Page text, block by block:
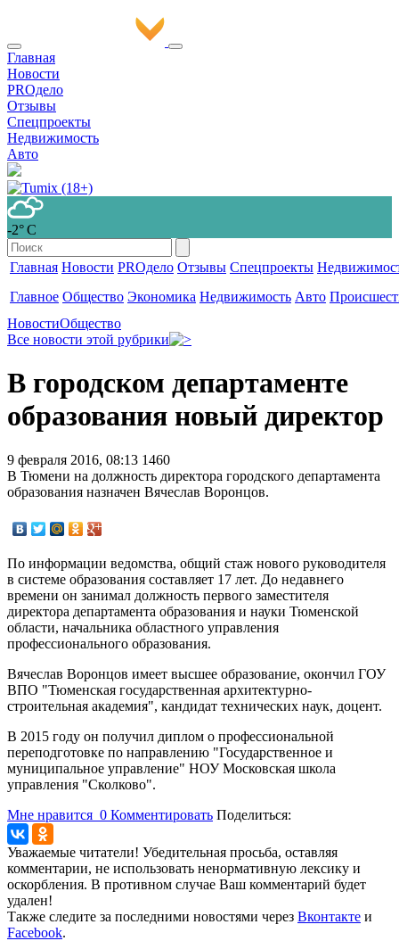
Главная
Новости
PROдело
Отзывы
Спецпроекты
Недвижимость
Авто
-2° С
Главная Новости PROдело Отзывы Спецпроекты
Главное Общество Экономика Недвижимость Авто
НовостиОбщество
Все новости этой рубрики
В городском департаменте
образования новый директор
9 февраля 2016, 08:13 1460
В Тюмени на должность директора городского департамента
образования назначен Вячеслав Воронцов.
По информации ведомства, общий стаж нового руководителя
в системе образования составляет 17 лет. До недавнего
времени он занимал должность первого заместителя
директора департамента образования и науки Тюменской
области, начальника областного управления
профессионального образования.
Вячеслав Воронцов имеет высшее образование, окончил ГОУ
ВПО "Тюменская государственная архитектурно-
строительная академия", кандидат технических наук, доцент.
В 2015 году он получил диплом о профессиональной
переподготовке по направлению "Государственное и
муниципальное управление" НОУ Московская школа
управления "Сколково".
Мне нравится 0 Комментировать Поделиться:
Уважаемые читатели! Убедительная просьба, оставляя
комментарии, не использовать ненормативную лексику и
оскорбления. В противном случае Ваш комментарий будет
удален!
Также следите за последними новостями через Вконтакте и
Facebook.